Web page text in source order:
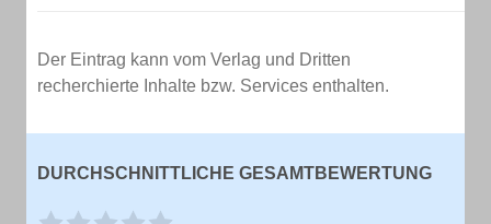
Der Eintrag kann vom Verlag und Dritten
recherchierte Inhalte bzw. Services enthalten.
DURCHSCHNITTLICHE GESAMTBEWERTUNG